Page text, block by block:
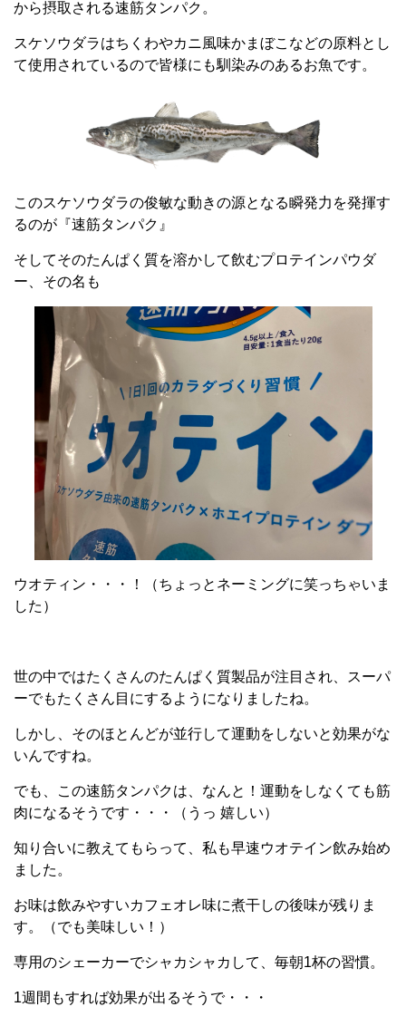
から摂取される速筋タンパク。
スケソウダラはちくわやカニ風味かまぼこなどの原料とし
て使用されているので皆様にも馴染みのあるお魚です。
このスケソウダラの俊敏な動きの源となる瞬発力を発揮す
るのが『速筋タンパク』
そしてそのたんぱく質を溶かして飲むプロテインパウダ
ー、その名も
ウオティン・・・！（ちょっとネーミングに笑っちゃいま
した）
世の中ではたくさんのたんぱく質製品が注目され、スーパ
ーでもたくさん目にするようになりましたね。
しかし、そのほとんどが並行して運動をしないと効果がな
いんですね。
でも、この速筋タンパクは、なんと！運動をしなくても筋
肉になるそうです・・・（うっ 嬉しい）
知り合いに教えてもらって、私も早速ウオテイン飲み始め
ました。
お味は飲みやすいカフェオレ味に煮干しの後味が残りま
す。（でも美味しい！）
専用のシェーカーでシャカシャカして、毎朝1杯の習慣。
1週間もすれば効果が出るそうで・・・